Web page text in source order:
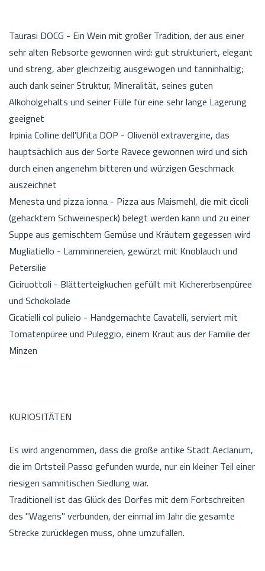
Taurasi DOCG - Ein Wein mit großer Tradition, der aus einer
sehr alten Rebsorte gewonnen wird: gut strukturiert, elegant
und streng, aber gleichzeitig ausgewogen und tanninhaltig;
auch dank seiner Struktur, Mineralität, seines guten
Alkoholgehalts und seiner Fülle für eine sehr lange Lagerung
geeignet
Irpinia Colline dell'Ufita DOP - Olivenöl extravergine, das
hauptsächlich aus der Sorte Ravece gewonnen wird und sich
durch einen angenehm bitteren und würzigen Geschmack
auszeichnet
Menesta und pizza ionna - Pizza aus Maismehl, die mit cìcoli
(gehacktem Schweinespeck) belegt werden kann und zu einer
Suppe aus gemischtem Gemüse und Kräutern gegessen wird
Mugliatiello - Lamminnereien, gewürzt mit Knoblauch und
Petersilie
Ciciruottoli - Blätterteigkuchen gefüllt mit Kichererbsenpüree
und Schokolade
Cicatielli col pulieio - Handgemachte Cavatelli, serviert mit
Tomatenpüree und Puleggio, einem Kraut aus der Familie der
Minzen
KURIOSITÄTEN
Es wird angenommen, dass die große antike Stadt Aeclanum,
die im Ortsteil Passo gefunden wurde, nur ein kleiner Teil einer
riesigen samnitischen Siedlung war.
Traditionell ist das Glück des Dorfes mit dem Fortschreiten
des "Wagens" verbunden, der einmal im Jahr die gesamte
Strecke zurücklegen muss, ohne umzufallen.